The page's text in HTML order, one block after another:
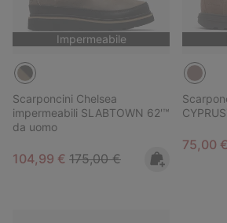
Impermeabile
Scarponcini Chelsea
impermeabili SLABTOWN 62'™
da uomo
Sale price:
104,99 € Regular price:
175,00 €
Sale
75,00 €